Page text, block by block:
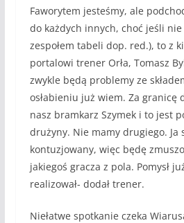
Faworytem jesteśmy, ale
do każdych innych, choć jeśli
zespołem tabeli dop. red.), to z
portalowi trener Orła, Tomasz
zwykle będą problemy ze
osłabieniu już wiem. Za granicę
nasz bramkarz Szymek i to jest
drużyny. Nie mamy drugiego. Ja
kontuzjowany, więc będę
jakiegoś gracza z pola. Pomysł
realizował- dodał trener.
Niełatwe spotkanie czeka